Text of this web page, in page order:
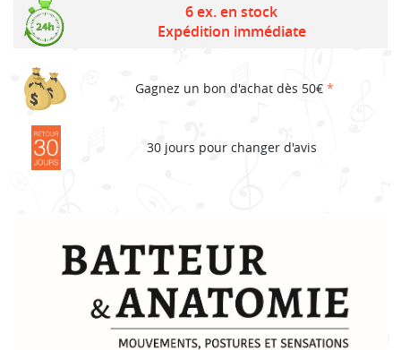
6 ex. en stock
Expédition immédiate
Gagnez un bon d'achat dès 50€ *
30 jours pour changer d'avis